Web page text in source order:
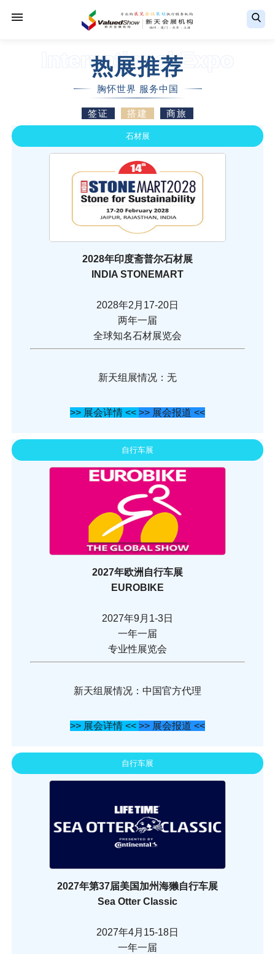
International Expo
热展推荐
胸怀世界 服务中国
签证 搭建 商旅
石材展
2028年印度斋普尔石材展
INDIA STONEMART
2028年2月17-20日
两年一届
全球知名石材展览会
新天组展情况：无
>> 展会详情 << >> 展会报道 <<
自行车展
2027年欧洲自行车展
EUROBIKE
2027年9月1-3日
一年一届
专业性展览会
新天组展情况：中国官方代理
>> 展会详情 << >> 展会报道 <<
自行车展
2027年第37届美国加州海獭自行车展
Sea Otter Classic
2027年4月15-18日
一年一届